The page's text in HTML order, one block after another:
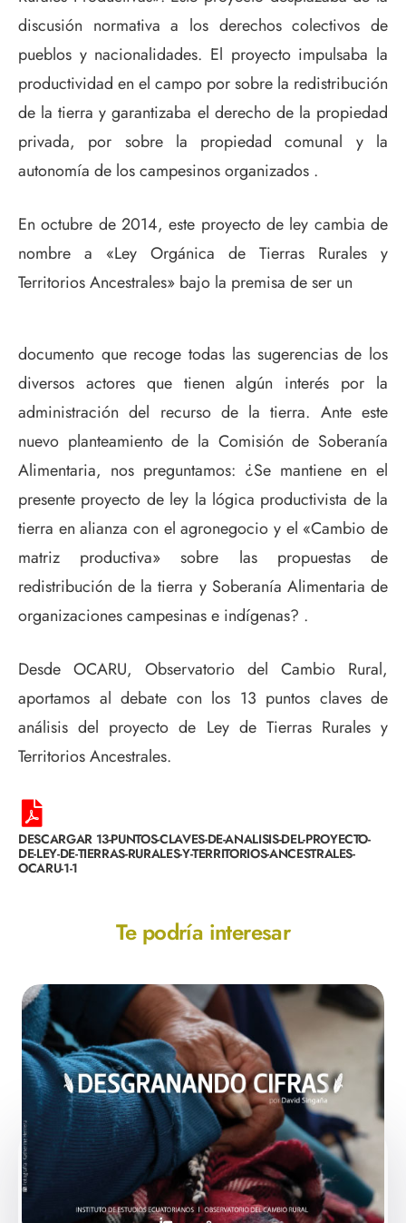
discusión normativa a los derechos colectivos de
pueblos y nacionalidades. El proyecto impulsaba la
productividad en el campo por sobre la redistribución
de la tierra y garantizaba el derecho de la propiedad
privada, por sobre la propiedad comunal y la
autonomía de los campesinos organizados .
En octubre de 2014, este proyecto de ley cambia de
nombre a «Ley Orgánica de Tierras Rurales y
Territorios Ancestrales» bajo la premisa de ser un
documento que recoge todas las sugerencias de los
diversos actores que tienen algún interés por la
administración del recurso de la tierra. Ante este
nuevo planteamiento de la Comisión de Soberanía
Alimentaria, nos preguntamos: ¿Se mantiene en el
presente proyecto de ley la lógica productivista de la
tierra en alianza con el agronegocio y el «Cambio de
matriz productiva» sobre las propuestas de
redistribución de la tierra y Soberanía Alimentaria de
organizaciones campesinas e indígenas? .
Desde OCARU, Observatorio del Cambio Rural,
aportamos al debate con los 13 puntos claves de
análisis del proyecto de Ley de Tierras Rurales y
Territorios Ancestrales.
DESCARGAR 13-PUNTOS-CLAVES-DE-ANALISIS-DEL-PROYECTO-
DE-LEY-DE-TIERRAS-RURALES-Y-TERRITORIOS-ANCESTRALES-
OCARU-1-1
Te podría interesar